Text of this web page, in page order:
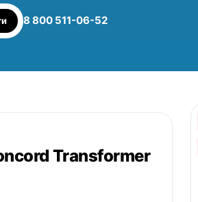
8 800 511-06-52
Transformer